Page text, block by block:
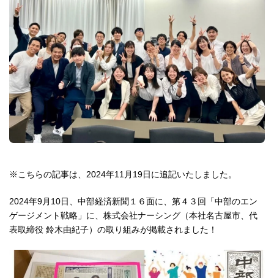
※こちらの記事は、2024年11月19日に追記いたしました。
2024年9月10日、中部経済新聞１６面に、第４３回「中部のエン
ゲージメント戦略」に、株式会社ナーシング（本社名古屋市、代
表取締役 鈴木由紀子）の取り組みが掲載されました！